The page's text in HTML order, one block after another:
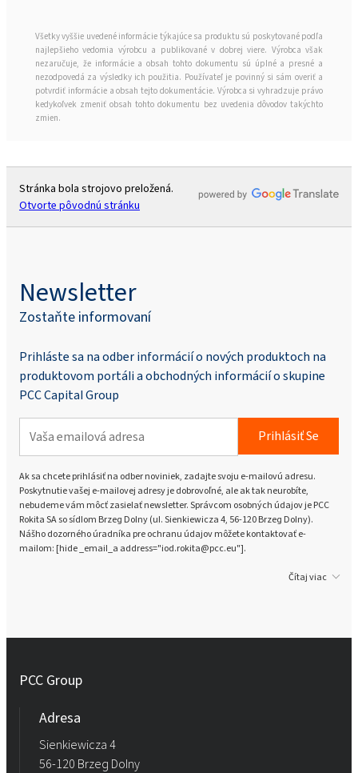
Všetky vyššie uvedené informácie týkajúce sa produktu sú poskytované podľa
najlepšieho vedomia výrobcu a publikované v dobrej viere. Výrobca však
nezaručuje, že informácie a obsah tohto dokumentu sú úplné a presné a
nezodpovedá za výsledky ich použitia. Používateľ je povinný si sám overiť a
potvrdiť informácie a obsah tejto dokumentácie. Výrobca si vyhradzuje právo
kedykoľvek zmeniť obsah tohto dokumentu bez uvedenia dôvodov takýchto
zmien.
Stránka bola strojovo preložená.
Otvorte pôvodnú stránku
Newsletter
Zostaňte informovaní
Prihláste sa na odber informácií o nových produktoch na
produktovom portáli a obchodných informácií o skupine
PCC Capital Group
Prihlásiť Se
Ak sa chcete prihlásiť na odber noviniek, zadajte svoju e-mailovú adresu.
Poskytnutie vašej e-mailovej adresy je dobrovoľné, ale ak tak neurobíte,
nebudeme vám môcť zasielať newsletter. Správcom osobných údajov je PCC
Rokita SA so sídlom Brzeg Dolny (ul. Sienkiewicza 4, 56-120 Brzeg Dolny).
Nášho dozorného úradníka pre ochranu údajov môžete kontaktovať e-
mailom: [hide _email_a address="iod.rokita@pcc.eu"].
Čítaj viac
PCC Group
Adresa
Sienkiewicza 4
56-120 Brzeg Dolny